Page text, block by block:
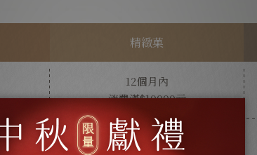
精緻菓
12個月內
消費滿$10000元
贈$150元